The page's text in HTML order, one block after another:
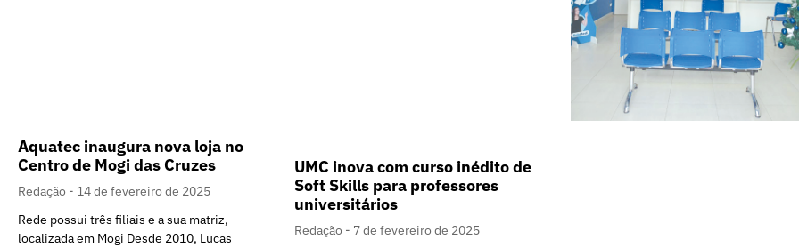
Aquatec inaugura nova loja no
Centro de Mogi das Cruzes
Redação
14 de fevereiro de 2025
Rede possui três filiais e a sua matriz,
localizada em Mogi Desde 2010, Lucas
UMC inova com curso inédito de
Soft Skills para professores
universitários
Redação
7 de fevereiro de 2025